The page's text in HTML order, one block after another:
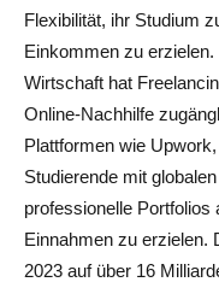
Flexibilität, ihr Studium
Einkommen zu
Wirtschaft hat
Online-Nachhilfe
Plattformen wie
Studierende mit
professionelle Portfolios
Einnahmen zu erzielen.
2023 auf über 16